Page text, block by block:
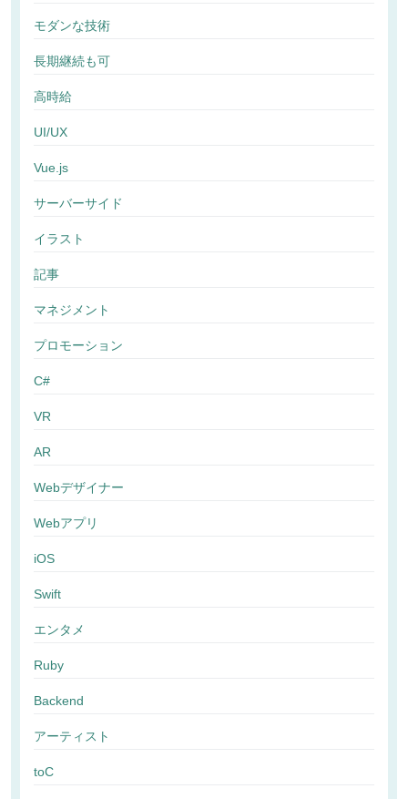
モダンな技術
長期継続も可
高時給
UI/UX
Vue.js
サーバーサイド
イラスト
記事
マネジメント
プロモーション
C#
VR
AR
Webデザイナー
Webアプリ
iOS
Swift
エンタメ
Ruby
Backend
アーティスト
toC